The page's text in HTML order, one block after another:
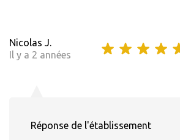
Nicolas J.
Il y a 2 années
Réponse de l'établissement